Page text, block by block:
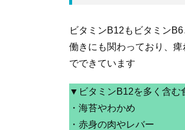
ビタミンB12もビタミン
働きにも関わっており、
でできています
▼ビタミンB12を多く含む
・海苔やわかめ
・赤身の肉やレバー